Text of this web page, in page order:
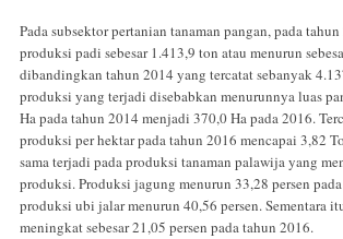
Pada subsektor pertanian tanaman pangan, pada
produksi padi sebesar 1.413,9 ton atau menurun
dibandingkan tahun 2014 yang tercatat sebanyak
produksi yang terjadi disebabkan menurunnya luas
Ha pada tahun 2014 menjadi 370,0 Ha pada 2016.
produksi per hektar pada tahun 2016 mencapai 3,82
sama terjadi pada produksi tanaman palawija yang
produksi. Produksi jagung menurun 33,28 persen
produksi ubi jalar menurun 40,56 persen. Sementara
meningkat sebesar 21,05 persen pada tahun 2016.